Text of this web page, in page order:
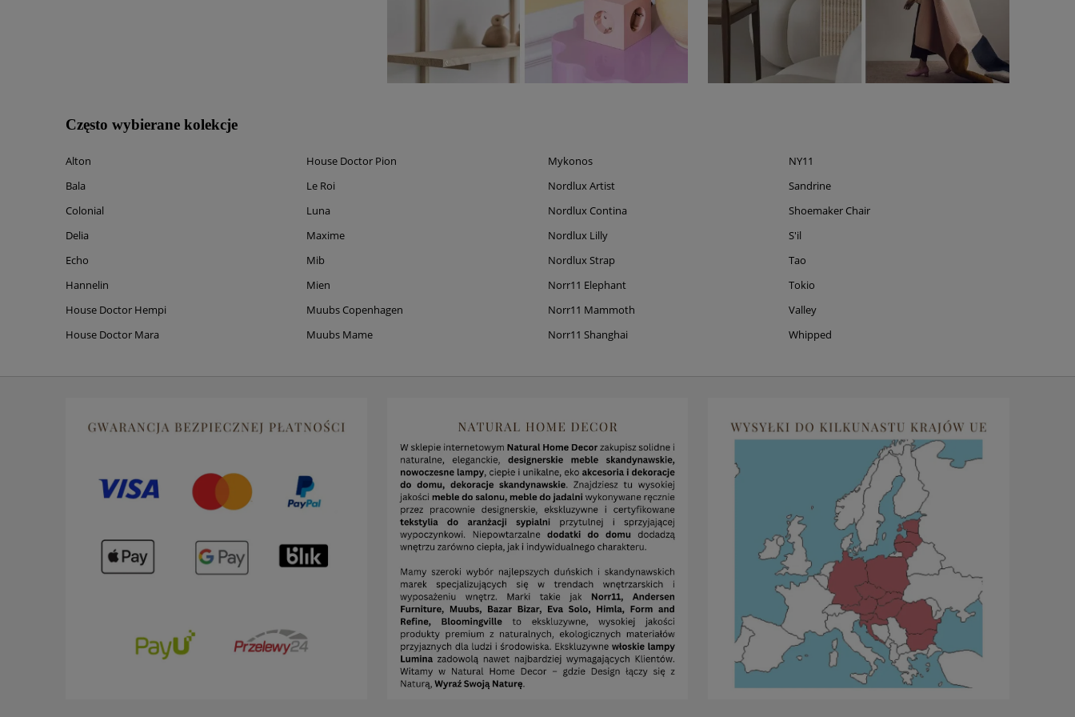
Często wybierane kolekcje
Alton
Bala
Colonial
Delia
Echo
Hannelin
House Doctor Hempi
House Doctor Mara
House Doctor Pion
Le Roi
Luna
Maxime
Mib
Mien
Muubs Copenhagen
Muubs Mame
Mykonos
Nordlux Artist
Nordlux Contina
Nordlux Lilly
Nordlux Strap
Norr11 Elephant
Norr11 Mammoth
Norr11 Shanghai
NY11
Sandrine
Shoemaker Chair
S'il
Tao
Tokio
Valley
Whipped